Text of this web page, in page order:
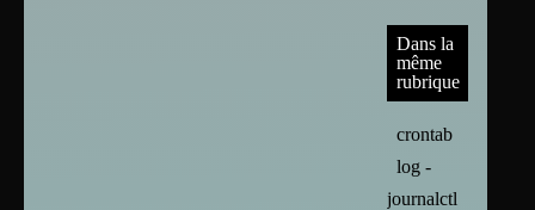
Dans la
même
rubrique
crontab
log -
journalctl